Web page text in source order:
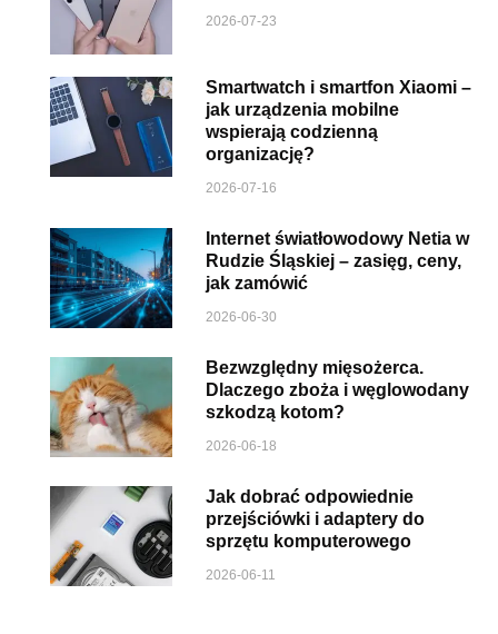
2026-07-23
Smartwatch i smartfon Xiaomi –
jak urządzenia mobilne
wspierają codzienną
organizację?
2026-07-16
Internet światłowodowy Netia w
Rudzie Śląskiej – zasięg, ceny,
jak zamówić
2026-06-30
Bezwzględny mięsożerca.
Dlaczego zboża i węglowodany
szkodzą kotom?
2026-06-18
Jak dobrać odpowiednie
przejściówki i adaptery do
sprzętu komputerowego
2026-06-11